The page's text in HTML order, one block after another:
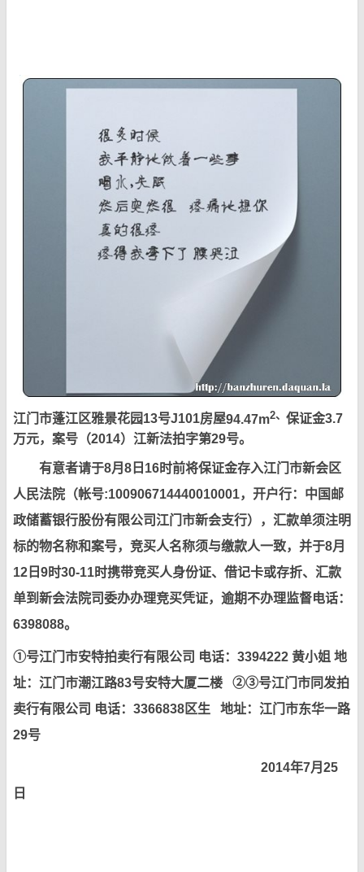
江门市蓬江区雅景花园13号J101房屋94.47m2、 保证金3.7
万元，案号（2014）江新法拍字第29号。
有意者请于8月8日16时前将保证金存入江门市新会区
人民法院（帐号:100906714440010001，开户行：中国邮
政储蓄银行股份有限公司江门市新会支行），汇款单须注明
标的物名称和案号，竞买人名称须与缴款人一致，并于8月
12日9时30-11时携带竞买人身份证、借记卡或存折、汇款
单到新会法院司委办办理竞买凭证，逾期不办理监督电话：
6398088。
①号江门市安特拍卖行有限公司 电话：3394222 黄小姐 地
址：江门市潮江路83号安特大厦二楼 ②③号江门市同发拍
卖行有限公司 电话：3366838区生 地址：江门市东华一路
29号
2014年7月25
日